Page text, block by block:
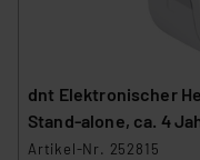
dnt Elektronischer
Stand-alone, ca. 4
Artikel-Nr. 252815